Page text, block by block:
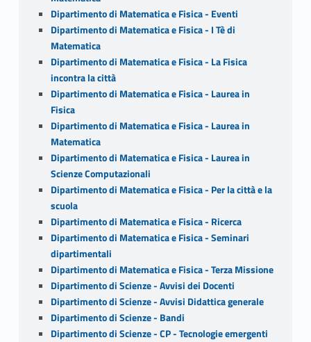
Dipartimento di Matematica e Fisica - Eventi
Dipartimento di Matematica e Fisica - I Tè di
Matematica
Dipartimento di Matematica e Fisica - La Fisica
incontra la città
Dipartimento di Matematica e Fisica - Laurea in
Fisica
Dipartimento di Matematica e Fisica - Laurea in
Matematica
Dipartimento di Matematica e Fisica - Laurea in
Scienze Computazionali
Dipartimento di Matematica e Fisica - Per la città e la
scuola
Dipartimento di Matematica e Fisica - Ricerca
Dipartimento di Matematica e Fisica - Seminari
dipartimentali
Dipartimento di Matematica e Fisica - Terza Missione
Dipartimento di Scienze - Avvisi dei Docenti
Dipartimento di Scienze - Avvisi Didattica generale
Dipartimento di Scienze - Bandi
Dipartimento di Scienze - CP - Tecnologie emergenti